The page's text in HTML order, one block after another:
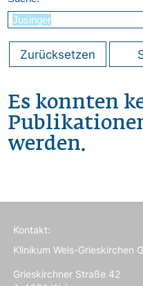
Zurücksetzen
Es konnten
werden.
Kontakt:
Klinikum Wels-Grieskirchen
Grieskirchner Straße 42